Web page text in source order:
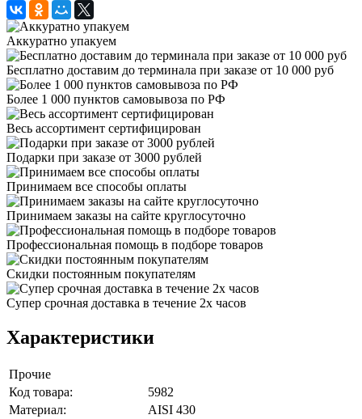
Аккуратно упакуем
Бесплатно доставим до терминала при заказе от 10 000 руб
Более 1 000 пунктов самовывоза по РФ
Весь ассортимент сертифицирован
Подарки при заказе от 3000 рублей
Принимаем все способы оплаты
Принимаем заказы на сайте круглосуточно
Профессиональная помощь в подборе товаров
Скидки постоянным покупателям
Супер срочная доставка в течение 2х часов
Характеристики
Прочие
Код товара:
5982
Материал:
AISI 430